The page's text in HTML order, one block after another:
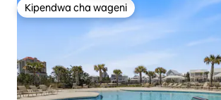
Kipendwa cha wageni
Kipendwa cha wageni